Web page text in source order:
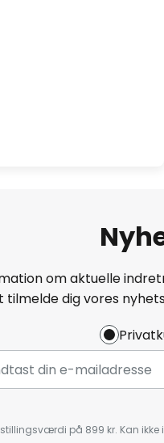
om aktuelle
dig vores
på 899 kr. Kan ikke